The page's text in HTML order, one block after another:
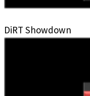
DiRT Showdown